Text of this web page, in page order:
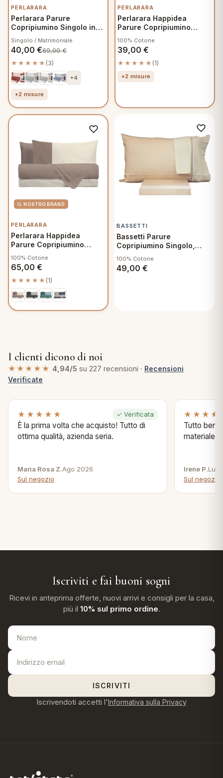
PERLARARA
Perlarara Parure
Copripiumino Singolo in
Caldo Cotone Bicolor -
Terracotta
Singolo / Matrimoniale
40,00 €69,00€
★★★★★ (3)
+4
+2 misure
PERLARARA
Perlarara Happidea
Parure Copripiumino
Unita Bianco
100% Cotone
39,00 €
★★★★★ (1)
+2 misure
PERLARARA
Perlarara Happidea
Parure Copripiumino
Bicolore Biscotto Sabbia
100% Cotone
65,00 €
★★★★★ (1)
BASSETTI
Bassetti Parure
Copripiumino Singolo,
100% Cotone
49,00 €
I clienti dicono di noi
★★★★★ 4,94/5 su 227 recensioni · Recensioni
Verificate
★★★★★ ✓ Verificata
È la prima volta che acquisto! Tutto di
ottima qualità, azienda seria.
Maria Rosa Z.Ago 2026
Sul negozio
Tutto bene
materiale .
Irene P.Lug
Sul negozio
Iscriviti e fai buoni sogni
Ricevi in anteprima offerte, nuovi arrivi e consigli per la casa,
più il 10% sul primo ordine.
ISCRIVITI
Iscrivendoti accetti l'Informativa sulla Privacy